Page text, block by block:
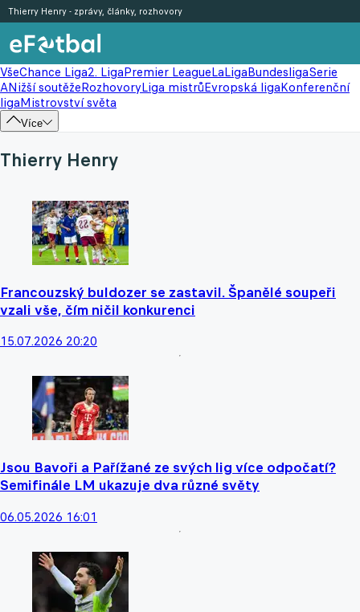
VšeChance Liga2. LigaPremier LeagueLaLigaBundesligaSerie
ANižší soutěžeRozhovoryLiga mistrůEvropská ligaKonferenční
ligaMistrovství světa
Více
Thierry Henry - zprávy, články, rozhovory
Thierry Henry
Francouzský buldozer se zastavil. Španělé soupeři
vzali vše, čím ničil konkurenci
15.07.2026 20:20
Jsou Bavoři a Pařížané ze svých lig více odpočatí?
Semifinále LM ukazuje dva různé světy
06.05.2026 16:01